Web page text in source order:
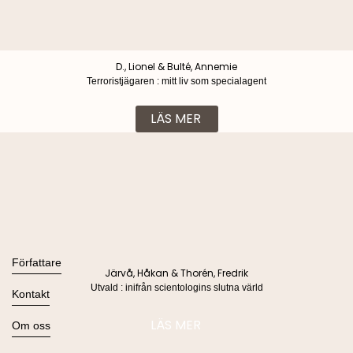
D., Lionel & Bulté, Annemie
Terroristjägaren : mitt liv som specialagent
LÄS MER
Järvå, Håkan & Thorén, Fredrik
Utvald : inifrån scientologins slutna värld
LÄS MER
Alla böcker
Ljudböcker
Nyheter
Författare
Se alla
Kontakt
Kontakta oss
Press
Om oss